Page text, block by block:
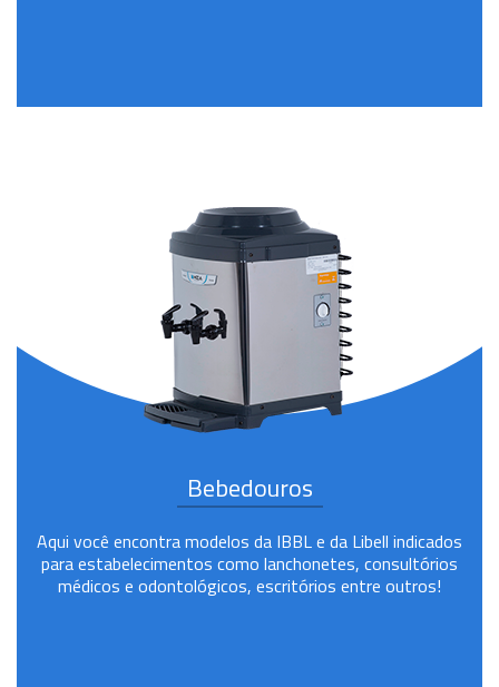
Bebedouros
Aqui você encontra modelos da IBBL e da Libell indicados
para estabelecimentos como lanchonetes, consultórios
médicos e odontológicos, escritórios entre outros!